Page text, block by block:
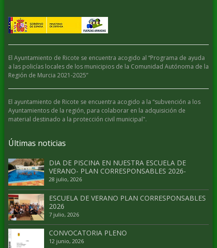
El Ayuntamiento de Ricote se encuentra acogido al “Programa de ayuda
a las policías locales de los municipios de la Comunidad Autónoma de la
Región de Murcia 2021-2025”
El ayuntamiento de Ricote se encuentra acogido a la “subvención a los
Ayuntamientos de la región, para colaborar en la adquisición de
material destinado a la protección civil municipal".
Últimas noticias
DIA DE PISCINA EN NUESTRA ESCUELA DE
VERANO- PLAN CORRESPONSABLES 2026-
28 julio, 2026
ESCUELA DE VERANO PLAN CORRESPONSABLES
2026
7 julio, 2026
CONVOCATORIA PLENO
12 junio, 2026